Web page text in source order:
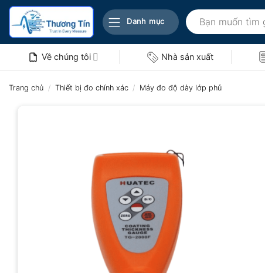
Bỏ
nội
Danh mục
Tìm
kiếm:
Về chúng tôi Nhà sản xuất
Trang chủ / Thiết bị đo chính xác / Máy đo độ dày lớp phủ